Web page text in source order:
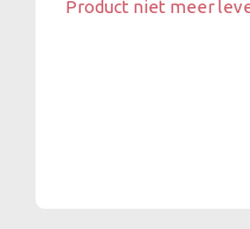
Product niet meer